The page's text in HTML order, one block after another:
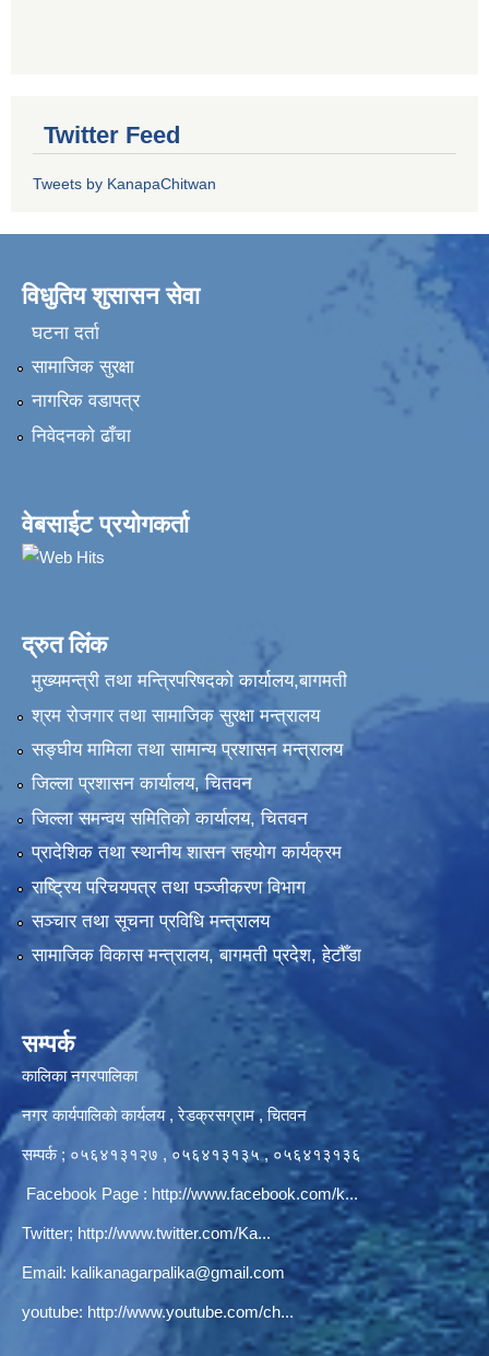
Twitter Feed
Tweets by KanapaChitwan
विधुतिय शुसासन सेवा
घटना दर्ता
सामाजिक सुरक्षा
नागरिक वडापत्र
निवेदनकाे ढाँचा
वेबसाईट प्रयोगकर्ता
द्रुत लिंक
मुख्यमन्त्री तथा मन्त्रिपरिषदको कार्यालय,बागमती
श्रम रोजगार तथा सामाजिक सुरक्षा मन्त्रालय
सङ्‍घीय मामिला तथा सामान्य प्रशासन मन्त्रालय
जिल्ला प्रशासन कार्यालय, चितवन
जिल्ला समन्वय समितिको कार्यालय, चितवन
प्रादेशिक तथा स्थानीय शासन सहयोग कार्यक्रम
राष्ट्रिय परिचयपत्र तथा पञ्‍जीकरण विभाग
सञ्‍चार तथा सूचना प्रविधि मन्त्रालय
सामाजिक विकास मन्त्रालय, बागमती प्रदेश, हेटौँडा
सम्पर्क
कालिका नगरपालिका
नगर कार्यपालिकाे कार्यलय‍ , रेडक्रसग्राम , चितवन
सम्पर्क ; ०५६४१३१२७ , ०५६४१३१३५ , ०५६४१३१३६
Facebook Page : http://www.facebook.com/k...
Twitter; http://www.twitter.com/Ka...
Email: kalikanagarpalika@gmail.com
youtube: http://www.youtube.com/ch...